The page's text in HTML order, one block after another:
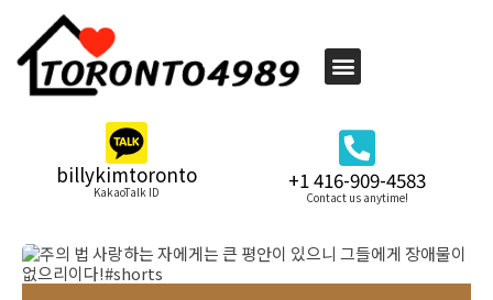
billykimtoronto
KakaoTalk ID +1 416-909-4583
Contact us anytime!